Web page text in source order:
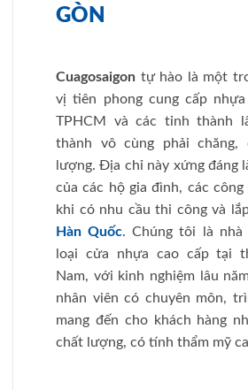
GÒN
Cuagosaigon tự hào là một
vị tiên phong cung cấp
TPHCM và các tỉnh thành
thành vô cùng phải chăng,
lượng. Địa chỉ này xứng đáng
của các hộ gia đình, các
khi có nhu cầu thi công và
Hàn Quốc. Chúng tôi là nhà
loại cửa nhựa cao cấp tại
Nam, với kinh nghiệm lâu
nhân viên có chuyên môn,
mang đến cho khách hàng
chất lượng, có tính thẩm mỹ